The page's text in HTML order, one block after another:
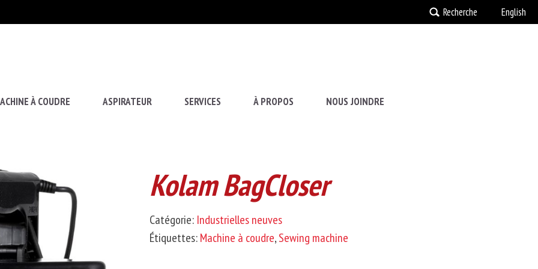
Recherche English
À COUDRE ASPIRATEUR SERVICES À PROPOS NOUS JOINDRE
Kolam BagCloser
Catégorie: Industrielles neuves
Étiquettes:Machine à coudre,Sewing machine